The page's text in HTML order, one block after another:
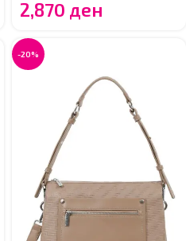
2,870 ден
-20%